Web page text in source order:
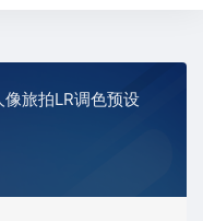
旅拍LR调色预设